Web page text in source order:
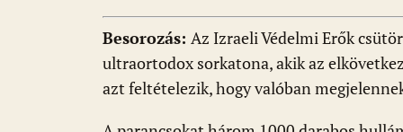
Besorozás: Az Izraeli Védelmi Erők
ultraortodox sorkatona, akik az
azt feltételezik, hogy valóban